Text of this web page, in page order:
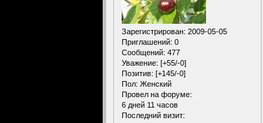
Зарегистрирован: 2009-05-05
Приглашений: 0
Сообщений: 477
Уважение: [+55/-0]
Позитив: [+145/-0]
Пол: Женский
Провел на форуме:
6 дней 11 часов
Последний визит: